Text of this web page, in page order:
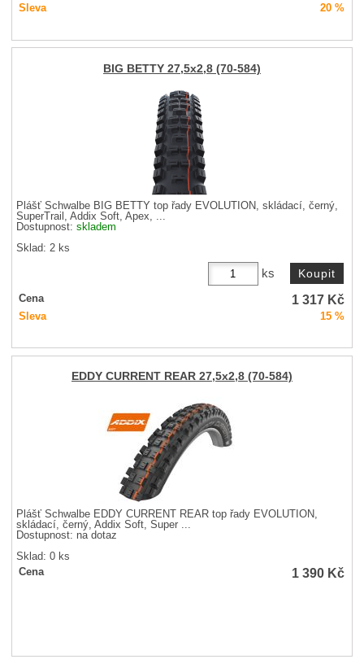
Sleva 20 %
BIG BETTY 27,5x2,8 (70-584)
Plášť Schwalbe BIG BETTY top řady EVOLUTION, skládací, černý,
SuperTrail, Addix Soft, Apex, ...
Dostupnost:skladem
Sklad: 2 ks
ks
Cena 1 317 Kč
Sleva 15 %
EDDY CURRENT REAR 27,5x2,8 (70-584)
Plášť Schwalbe EDDY CURRENT REAR top řady EVOLUTION,
skládací, černý, Addix Soft, Super ...
Dostupnost: na dotaz
Sklad: 0 ks
Cena
1 390 Kč